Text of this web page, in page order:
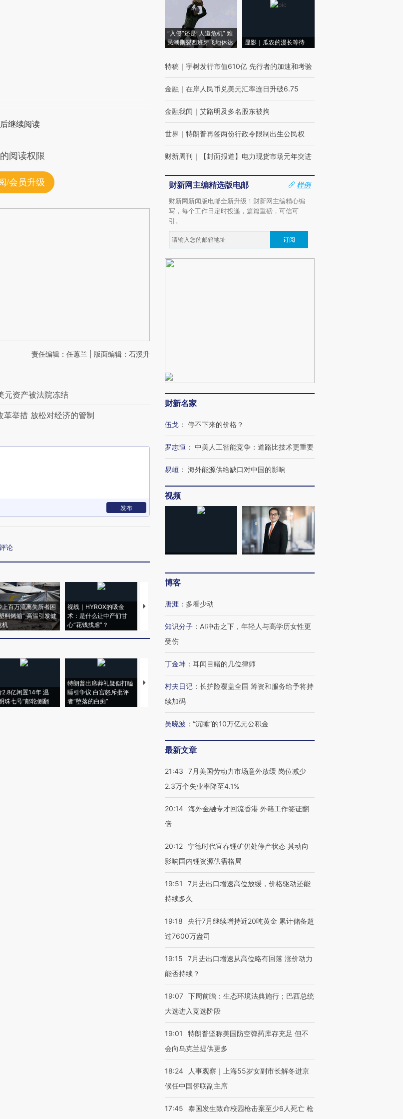
继续阅读
阅读权限
/会员升级
责任编辑：任蕙兰 | 版面编辑：石溪升
元资产被法院冻结
革举措 放松对经济的管制
发布
论
上百万流离失所者困
料烤箱” 高温引发健
机
视线｜HYROX的吸金
术：是什么让中产们甘
心“花钱找虐”？
马航飞行员跨国走私7万
粒摇头丸 尿检体内含3种
度Z世代 用街头抗争将教
育部长拱下台
机”？难民潮撕裂西班牙
飞地休达
2.8亿闲置14年 温
珠七号”邮轮侧翻
特朗普出席葬礼疑似打瞌
睡引争议 白宫怒斥批评
者“堕落的白痴”
视线｜全球最热百城独占
97个 印度如何熬过48°C
38岁梅西上演帽子戏法
韩国高温创百年纪录 当局
“入侵”还是“人道危机” 难
民潮撕裂西班牙飞地休达
显影｜瓜农的漫长等待
特稿 ｜ 宇树发行市值610亿 先行者的加速和考验
金融 ｜ 在岸人民币兑美元汇率连日升破6.75
金融我闻 ｜ 艾路明及多名股东被拘
世界 ｜ 特朗普再签两份行政令限制出生公民权
财新周刊 ｜ 【封面报道】电力现货市场元年突进
财新网主编精选版电邮
样例
财新网新闻版电邮全新升级！财新网主编精心编
写，每个工作日定时投递，篇篇重磅，可信可
引。
订阅
财新名家
伍戈 ： 停不下来的价格？
罗志恒 ： 中美人工智能竞争：道路比技术更重要
易峘 ： 海外能源供给缺口对中国的影响
视频
博客
唐涯 ： 多看少动
知识分子 ： AI冲击之下，年轻人与高学历女性更
受伤
丁金坤 ： 耳闻目睹的几位律师
村夫日记 ： 长护险覆盖全国 筹资和服务给予将持
续加码
吴晓波 ： “沉睡”的10万亿元公积金
最新文章
21:43
7月美国劳动力市场意外放缓 岗位减少
2.3万个失业率降至4.1%
20:14 海外金融专才回流香港 外籍工作签证翻
倍
20:12 宁德时代宜春锂矿仍处停产状态 其动向
影响国内锂资源供需格局
19:51
7月进出口增速高位放缓，价格驱动还能
持续多久
19:18
央行7月继续增持近20吨黄金 累计储备超
过7600万盎司
19:15
7月进出口增速从高位略有回落 涨价动力
能否持续？
19:07 下周前瞻：生态环境法典施行；巴西总统
大选进入竞选阶段
19:01
特朗普坚称美国防空弹药库存充足 但不
会向乌克兰提供更多
18:24
人事观察｜上海55岁女副市长解冬进京
候任中国侨联副主席
17:45 泰国发生致命校园枪击案至少6人死亡 枪